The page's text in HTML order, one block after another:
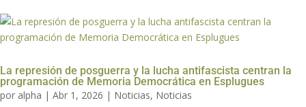
La represión de posguerra y la lucha antifascista centran la
programación de Memoria Democrática en Esplugues
por alpha | Abr 1, 2026 | Noticias, Noticias